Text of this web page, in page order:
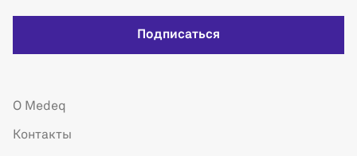
Подписаться
О Medeq
Контакты